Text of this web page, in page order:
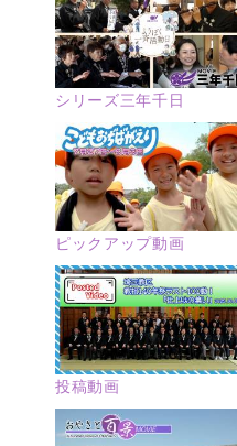
シリーズ三年千日
ピックアップ動画
投稿動画